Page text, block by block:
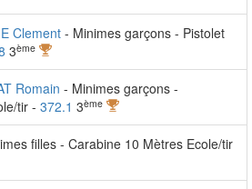
Clement - Minimes garçons - Pistolet
3ème
Romain - Minimes garçons -
tir - 372.1 3ème
filles - Carabine 10 Mètres Ecole/tir